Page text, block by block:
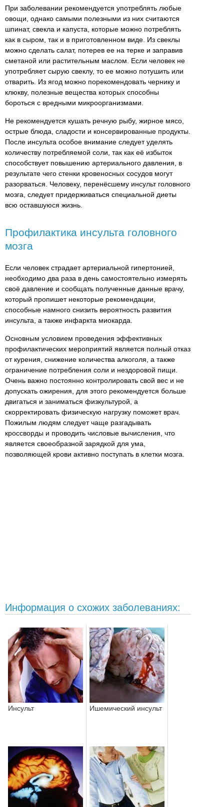
При заболевании рекомендуется употреблять любые
овощи, однако самыми полезными из них считаются
шпинат, свекла и капуста, которые можно потреблять
как в сыром, так и в приготовленном виде. Из свеклы
можно сделать салат, потерев ее на терке и заправив
сметаной или растительным маслом. Если человек не
употребляет сырую свеклу, то ее можно потушить или
отварить. Из ягод можно порекомендовать чернику и
клюкву, полезные вещества которых способны
бороться с вредными микроорганизмами.
Не рекомендуется кушать речную рыбу, жирное мясо,
острые блюда, сладости и консервированные продукты.
После инсульта особое внимание следует уделять
количеству потребляемой соли, так как её избыток
способствует повышению артериального давления, в
результате чего стенки кровеносных сосудов могут
разорваться. Человеку, перенёсшему инсульт головного
мозга, следует придерживаться специальной диеты
всю оставшуюся жизнь.
Профилактика инсульта головного
мозга
Если человек страдает артериальной гипертонией,
необходимо два раза в день самостоятельно измерять
своё давление и сообщать полученные данные врачу,
который пропишет некоторые рекомендации,
способные намного снизить вероятность развития
инсульта, а также инфаркта миокарда.
Основным условием проведения эффективных
профилактических мероприятий является полный отказ
от курения, снижение количества алкоголя, а также
ограничение потребления соли и нездоровой пищи.
Очень важно постоянно контролировать свой вес и не
допускать ожирения, для этого рекомендуется больше
двигаться и заниматься физкультурой, а
скорректировать физическую нагрузку поможет врач.
Пожилым людям следует чаще разгадывать
кроссворды и проводить числовые вычисления, что
является своеобразной зарядкой для ума,
позволяющей крови активно поступать в клетки мозга.
Информация о схожих заболеваниях:
Инсульт Ишемический инсульт